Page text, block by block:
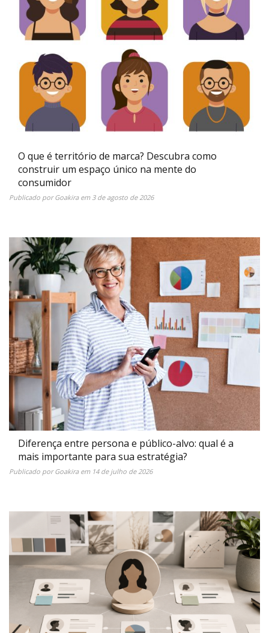
O que é território de marca? Descubra como
construir um espaço único na mente do
consumidor
Publicado porGoakiraem3 de agosto de 2026
Diferença entre persona e público-alvo: qual é a
mais importante para sua estratégia?
Publicado porGoakiraem 14 de julho de 2026